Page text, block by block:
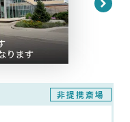
非提携斎場